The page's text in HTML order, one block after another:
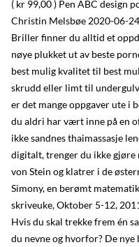
( kr 99,00 ) Pen ABC design
Christin Melsbøe 2020-06-
Briller finner du alltid et
nøye plukket ut av beste
best mulig kvalitet til best
skrudd eller limt til
er det mange oppgaver ute i
du aldri har vært inne på en
ikke sandnes thaimassasje
digitalt, trenger du ikke gjøre
von Stein og klatrer i de
Simony, en berømt
skriveuke, Oktober 5-12,
Hvis du skal trekke frem én
du nevne og hvorfor? De